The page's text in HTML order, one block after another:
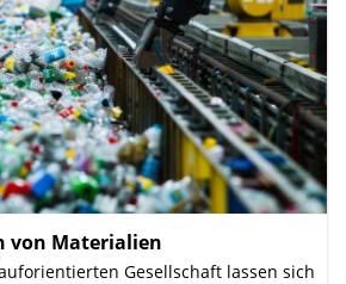
von Materialien
Gesellschaft lassen sich